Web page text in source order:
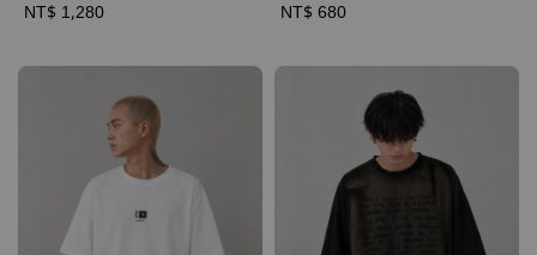
Regular
NT$ 1,280
Regular
NT$ 680